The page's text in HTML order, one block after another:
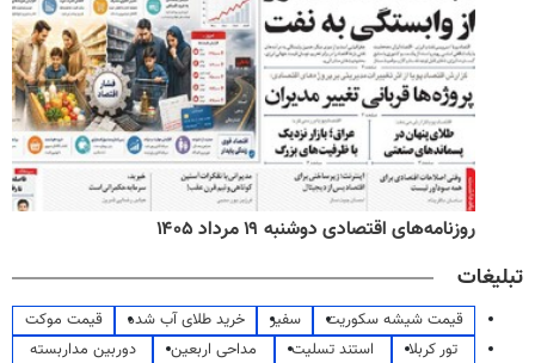
روزنامه‌های اقتصادی دوشنبه ۱۹ مرداد ۱۴۰۵
تبلیغات
قیمت شیشه سکوریت سفیر خرید طلای آب شده
قیمت موکت
تور کربلا
استند تسلیت مداحی اربعین
دوربین مداربسته